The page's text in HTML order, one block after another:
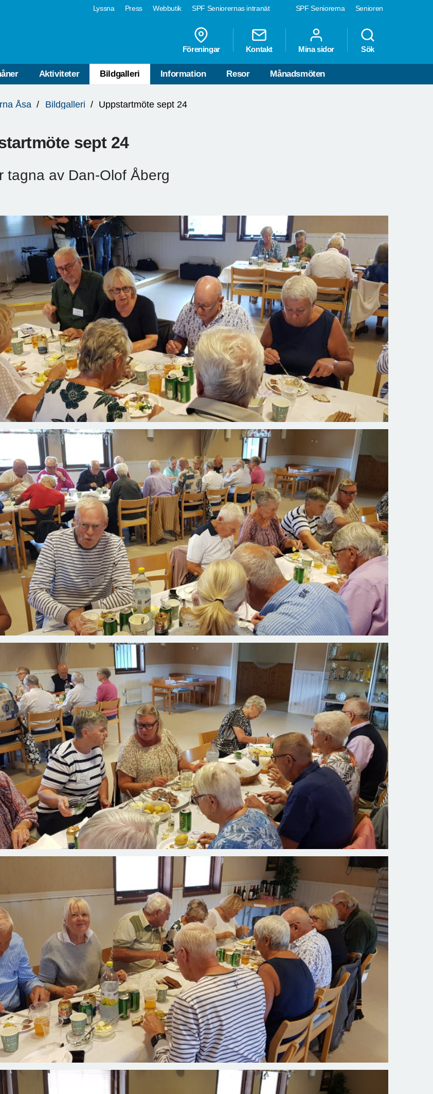
SPF Seniorerna Senioren
Lyssna Press Webbutik SPF Seniorernas intranät
Föreningar Kontakt Mina sidor Sök
Aktiviteter Bildgalleri Information Resor Månadsmöten
Åsa Bildgalleri Uppstartmöte sept 24
sept 24
tagna av Dan-Olof Åberg